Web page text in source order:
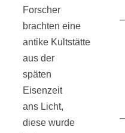
Forscher
brachten eine
antike Kultstätte
aus der
späten
Eisenzeit
ans Licht,
diese wurde